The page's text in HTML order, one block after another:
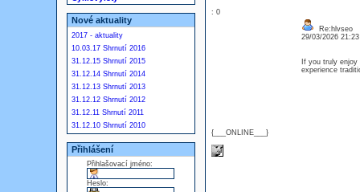
Nové aktuality
2017 - aktuality
10.03.17 Shrnutí 2016
31.12.15 Shrnutí 2015
31.12.14 Shrnutí 2014
31.12.13 Shrnutí 2013
31.12.12 Shrnutí 2012
31.12.11 Shrnutí 2011
31.12.10 Shrnutí 2010
Přihlášení
Přihlašovací jméno:
Heslo:
: 0
{___ONLINE___}
Re:hlvseo
29/03/2026
If you truly
experience